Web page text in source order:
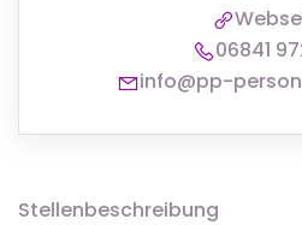
06841
info@pp-
Stellenbeschreibung